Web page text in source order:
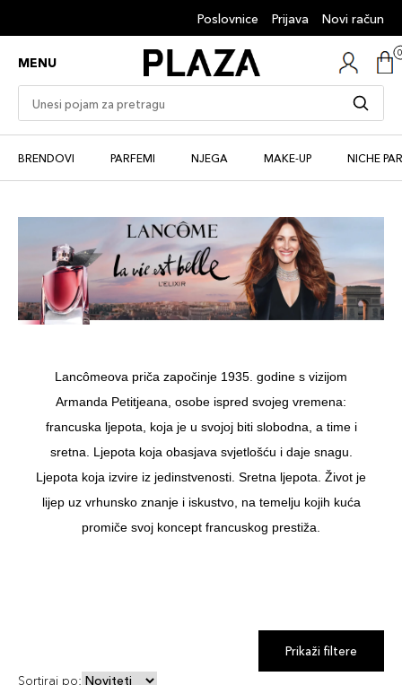
Poslovnice Prijava Novi račun
MENU
BRENDOVI PARFEMI NJEGA MAKE-UP NICHE
Lancômeova priča započinje 1935. godine s vizijom
Armanda Petitjeana, osobe ispred svojeg vremena:
francuska ljepota, koja je u svojoj biti slobodna, a time i
sretna. Ljepota koja obasjava svjetlošću i daje snagu.
Ljepota koja izvire iz jedinstvenosti. Sretna ljepota. Život je
lijep uz vrhunsko znanje i iskustvo, na temelju kojih kuća
promiče svoj koncept francuskog prestiža.
Prikaži filtere
Sortiraj po: